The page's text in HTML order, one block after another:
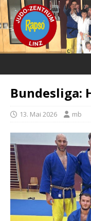
Bundesliga:
13. Mai 2026 mb